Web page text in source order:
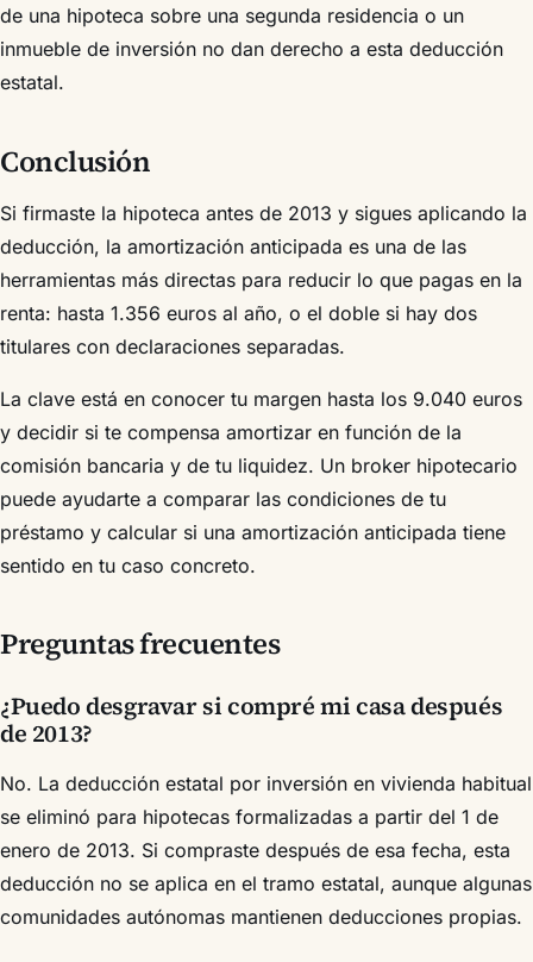
de una hipoteca sobre una segunda residencia o un
inmueble de inversión no dan derecho a esta deducción
estatal.
Conclusión
Si firmaste la hipoteca antes de 2013 y sigues aplicando la
deducción, la amortización anticipada es una de las
herramientas más directas para reducir lo que pagas en la
renta: hasta 1.356 euros al año, o el doble si hay dos
titulares con declaraciones separadas.
La clave está en conocer tu margen hasta los 9.040 euros
y decidir si te compensa amortizar en función de la
comisión bancaria y de tu liquidez. Un broker hipotecario
puede ayudarte a comparar las condiciones de tu
préstamo y calcular si una amortización anticipada tiene
sentido en tu caso concreto.
Preguntas frecuentes
¿Puedo desgravar si compré mi casa después
de 2013?
No. La deducción estatal por inversión en vivienda habitual
se eliminó para hipotecas formalizadas a partir del 1 de
enero de 2013. Si compraste después de esa fecha, esta
deducción no se aplica en el tramo estatal, aunque algunas
comunidades autónomas mantienen deducciones propias.